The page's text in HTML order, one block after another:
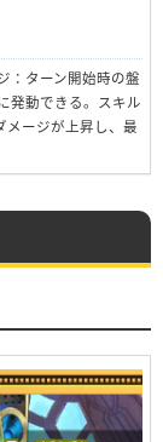
：ターン開始時の盤
発動できる。スキル
メージが上昇し、最